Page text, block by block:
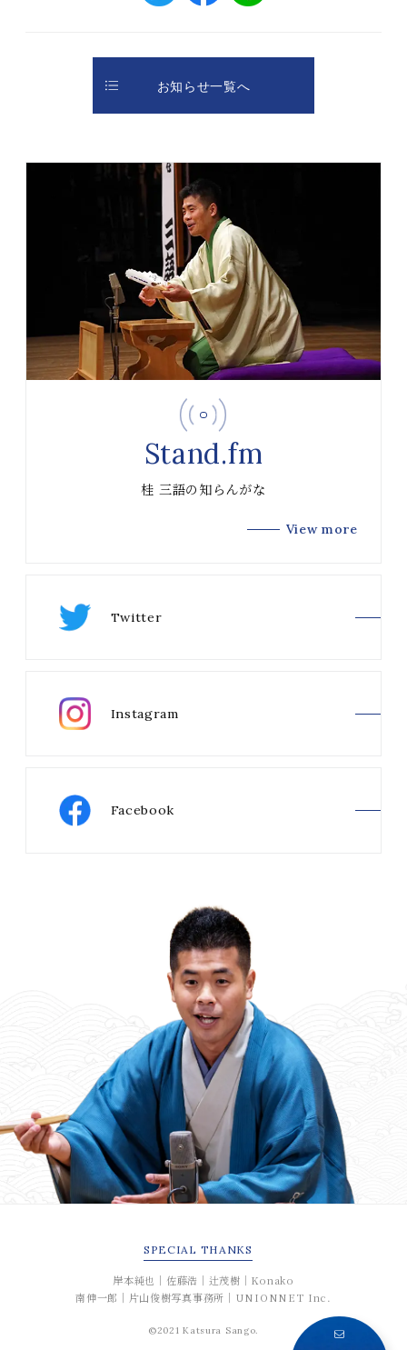
お知らせ一覧へ
Stand.fm
桂 三語の知らんがな
View more
Twitter
Instagram
Facebook
SPECIAL THANKS
岸本純也｜佐藤浩｜辻茂樹｜Konako
南伸一郎｜片山俊樹写真事務所｜UNIONNET Inc.
©2021 Katsura Sango.